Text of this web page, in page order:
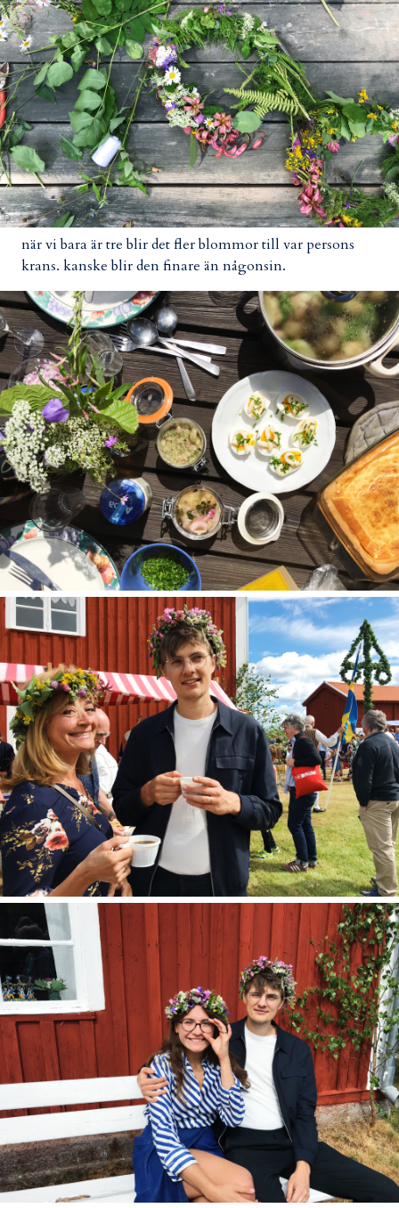
när vi bara är tre blir det fler blommor till var persons
krans. kanske blir den finare än någonsin.